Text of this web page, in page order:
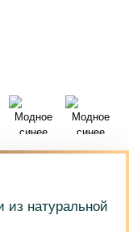
натуральной